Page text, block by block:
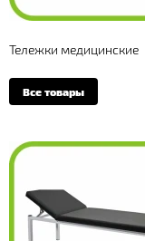
Тележки медицинские
Все товары